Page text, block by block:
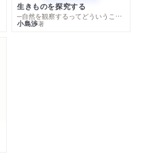
生きものを探究する
─自然を観察するってどういうこと？
小島渉著